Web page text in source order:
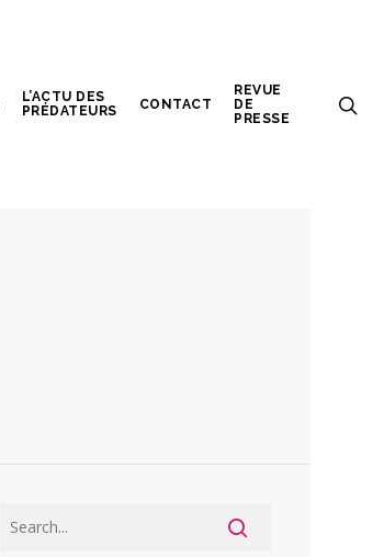
L’ACTU DES
PRÉDATEURS
CONTACT
REVUE
DE
PRESSE